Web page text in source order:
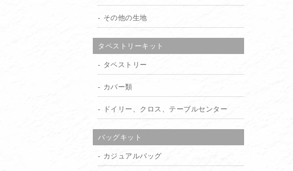
その他の生地
タペストリーキット
タペストリー
カバー類
ドイリー、クロス、テーブルセンター
バッグキット
カジュアルバッグ